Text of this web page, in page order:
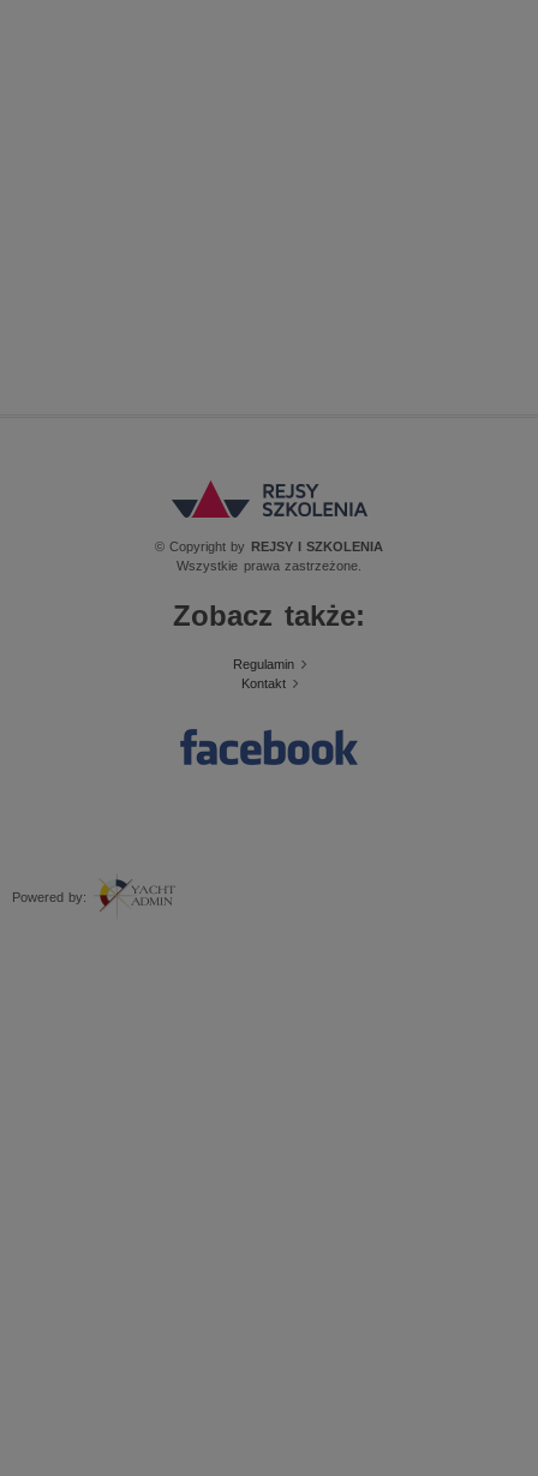
© Copyright by REJSY I SZKOLENIA
Wszystkie prawa zastrzeżone.
Powered by:
Zobacz także:
Regulamin
Kontakt